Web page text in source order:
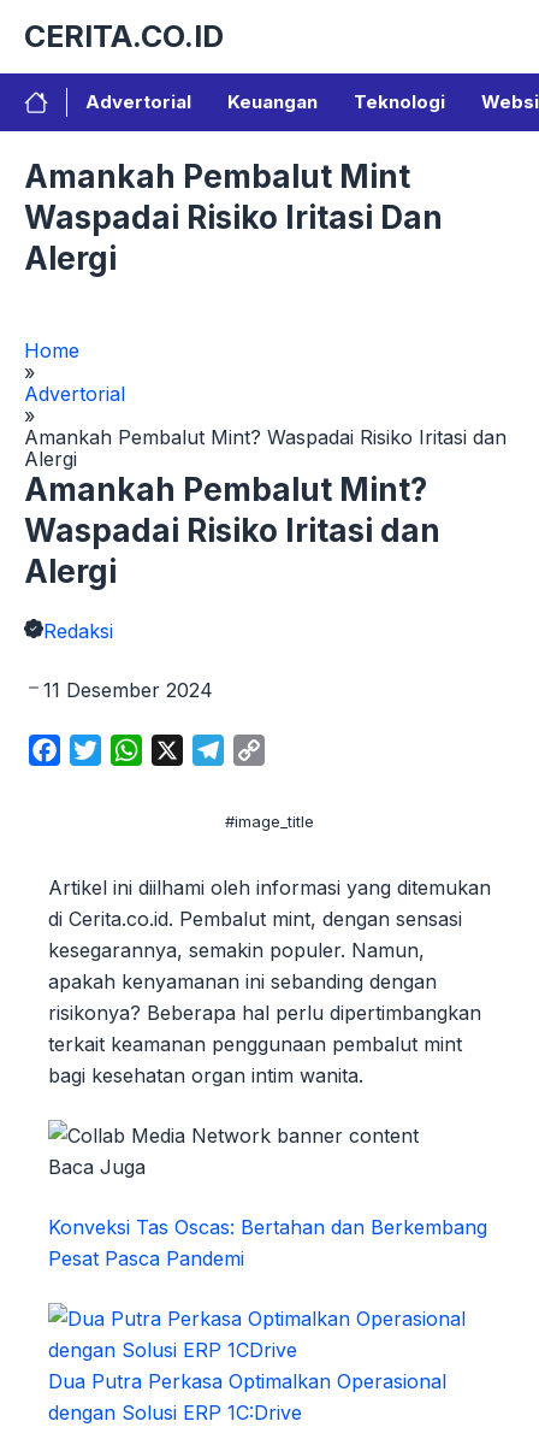
isi
CERITA.CO.ID
Advertorial Keuangan Teknologi
Amankah Pembalut Mint
Waspadai Risiko Iritasi Dan
Alergi
Home
»
Advertorial
»
Amankah Pembalut Mint? Waspadai Risiko Iritasi dan
Alergi
Amankah Pembalut Mint?
Waspadai Risiko Iritasi dan
Alergi
Redaksi
11 Desember 2024
o
t
e
W
s
A
l
g
r
p
L
#image_title
Artikel ini diilhami oleh informasi yang ditemukan
di Cerita.co.id. Pembalut mint, dengan sensasi
kesegarannya, semakin populer. Namun,
apakah kenyamanan ini sebanding dengan
risikonya? Beberapa hal perlu dipertimbangkan
terkait keamanan penggunaan pembalut mint
bagi kesehatan organ intim wanita.
Baca Juga
Konveksi Tas Oscas: Bertahan dan Berkembang
Pesat Pasca Pandemi
Dua Putra Perkasa Optimalkan Operasional
dengan Solusi ERP 1C:Drive